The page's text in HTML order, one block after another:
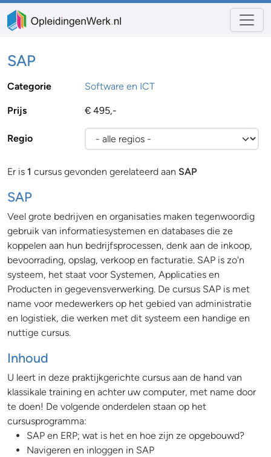
SAP
Categorie Software en ICT
Prijs € 495,-
Regio
Er is 1 cursus gevonden gerelateerd aan SAP
SAP
Veel grote bedrijven en organisaties maken tegenwoordig
gebruik van informatiesystemen en databases die ze
koppelen aan hun bedrijfsprocessen, denk aan de inkoop,
bevoorrading, opslag, verkoop en facturatie. SAP is zo'n
systeem, het staat voor Systemen, Applicaties en
Producten in gegevensverwerking. De cursus SAP is met
name voor medewerkers op het gebied van administratie
en logistiek, die werken met dit systeem een handige en
nuttige cursus.
Inhoud
U leert in deze praktijkgerichte cursus aan de hand van
klassikale training en achter uw computer, met name door
te doen! De volgende onderdelen staan op het
cursusprogramma:
SAP en ERP; wat is het en hoe zijn ze opgebouwd?
Navigeren en inloggen in SAP